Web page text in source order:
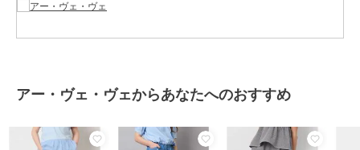
光沢感：なし
----------------
アー・ヴェ・ヴェからあなたへのおすすめ